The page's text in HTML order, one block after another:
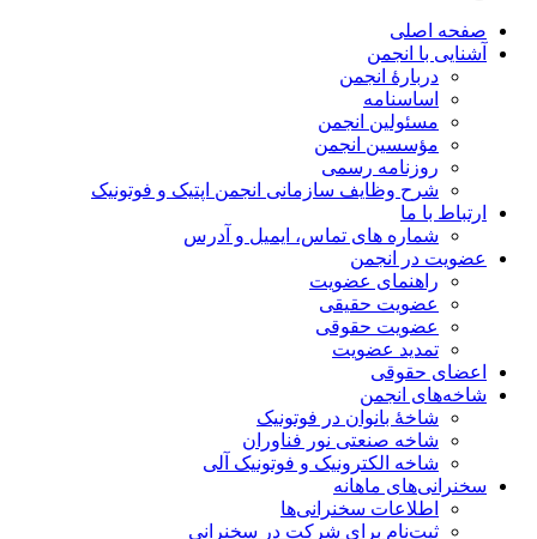
صفحه اصلی
آشنایی با انجمن
دربارۀ انجمن
اساسنامه
مسئولین انجمن
مؤسسین انجمن
روزنامه رسمی
شرح وظایف سازمانی انجمن اپتیک و فوتونیک
ارتباط با ما
شماره های تماس، ایمیل و آدرس
عضویت در انجمن
راهنمای عضویت
عضویت حقیقی
عضویت حقوقی
تمدید عضویت
اعضای حقوقی
شاخه‌های انجمن
شاخۀ بانوان در فوتونیک
شاخه صنعتی نور فناوران
شاخه‌ الکترونیک و فوتونیک آلی
سخنرانی‌های ماهانه
اطلاعات سخنرانی‌‌ها
ثبت‌نام برای شرکت در سخنرانی